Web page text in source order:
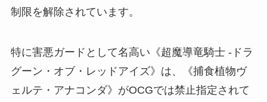
制限を解除されています。
特に害悪ガードとして名高い《超魔導竜騎士 -ドラ
グーン・オブ・レッドアイズ》は、《捕食植物ヴ
ェルテ・アナコンダ》がOCGでは禁止指定されて